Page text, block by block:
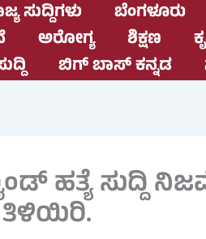
ಸುದ್ದಿಗಳು ಬೆಂಗಳೂರು
ಅರೋಗ್ಯ ಶಿಕ್ಷಣ
ಬಿಗ್ ಬಾಸ್ ಕನ್ನಡ
ಹತ್ಯೆ ಸುದ್ದಿ
ತಿಳಿಯಿರಿ.